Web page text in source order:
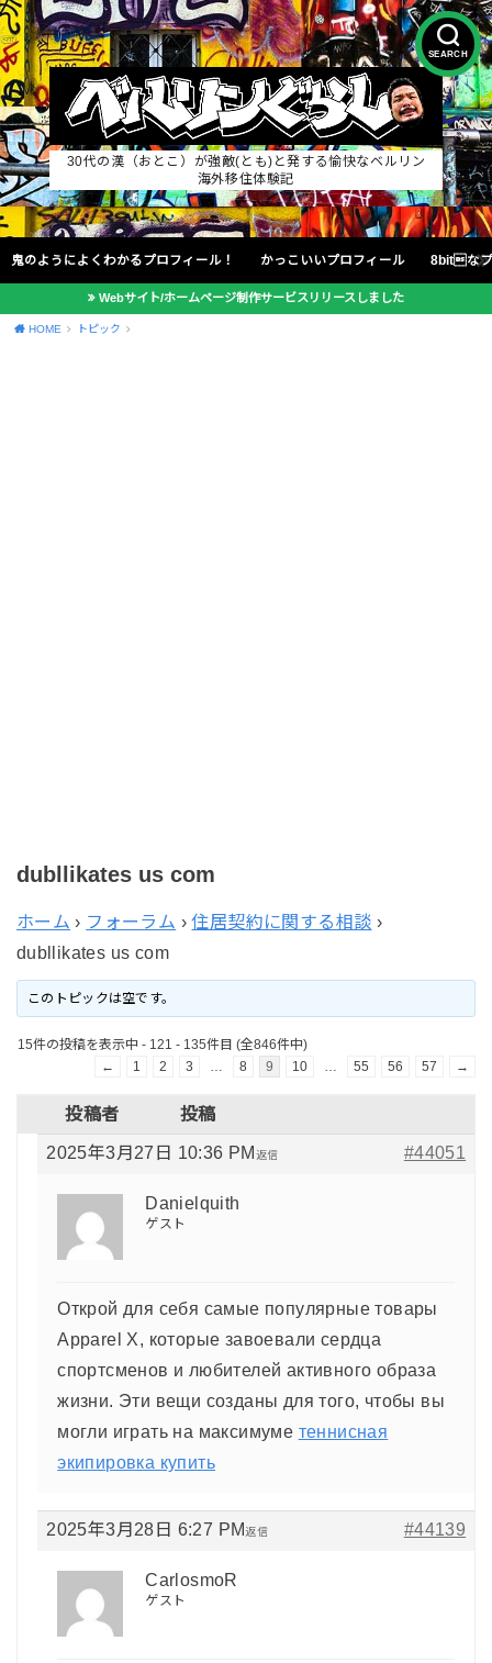
SEARCH
30代の漢（おとこ）が強敵(とも)と発する愉快なベルリン
海外移住体験記
鬼のようによくわかるプロフィール！ かっこいいプロフィール 8bitな
Webサイト/ホームページ制作サービスリリースしました
HOME トピック
dubllikates us com
ホーム › フォーラム › 住居契約に関する相談 ›
dubllikates us com
このトピックは空です。
15件の投稿を表示中 - 121 - 135件目 (全846件中)
←
1 2 3 8 9 10 55 56 57 →
投稿者 投稿
2025年3月27日 10:36 PM #44051
返信
Danielquith
ゲスト
Открой для себя самые популярные товары
Apparel X, которые завоевали сердца
спортсменов и любителей активного образа
жизни. Эти вещи созданы для того, чтобы вы
могли играть на максимуме теннисная
экипировка купить
2025年3月28日 6:27 PM #44139
返信
CarlosmoR
ゲスト